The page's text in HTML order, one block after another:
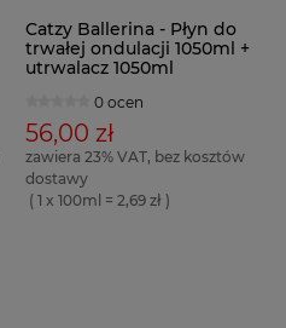
Catzy Ballerina - Płyn do
trwałej ondulacji 1050ml +
utrwalacz 1050ml
0 ocen
56,00 zł
zawiera 23% VAT, bez kosztów
dostawy
( 1 x 100ml = 2,69 zł )